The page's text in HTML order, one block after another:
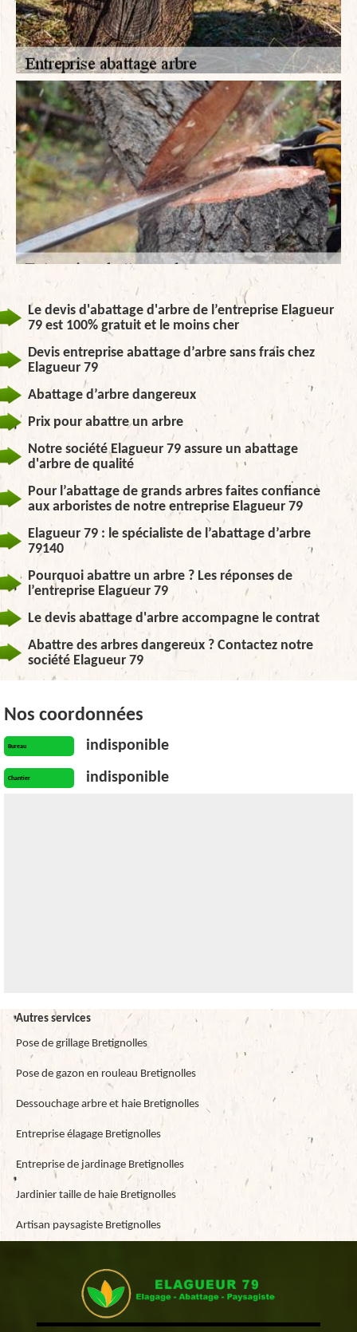
Le devis d'abattage d'arbre de l’entreprise Elagueur
79 est 100% gratuit et le moins cher
Devis entreprise abattage d’arbre sans frais chez
Elagueur 79
Abattage d’arbre dangereux
Prix pour abattre un arbre
Notre société Elagueur 79 assure un abattage
d'arbre de qualité
Pour l’abattage de grands arbres faites confiance
aux arboristes de notre entreprise Elagueur 79
Elagueur 79 : le spécialiste de l’abattage d’arbre
79140
Pourquoi abattre un arbre ? Les réponses de
l’entreprise Elagueur 79
Le devis abattage d'arbre accompagne le contrat
Abattre des arbres dangereux ? Contactez notre
société Elagueur 79
Nos coordonnées
Bureau indisponible
Chantier indisponible
Autres services
Pose de grillage Bretignolles
Pose de gazon en rouleau Bretignolles
Dessouchage arbre et haie Bretignolles
Entreprise élagage Bretignolles
Entreprise de jardinage Bretignolles
Jardinier taille de haie Bretignolles
Artisan paysagiste Bretignolles